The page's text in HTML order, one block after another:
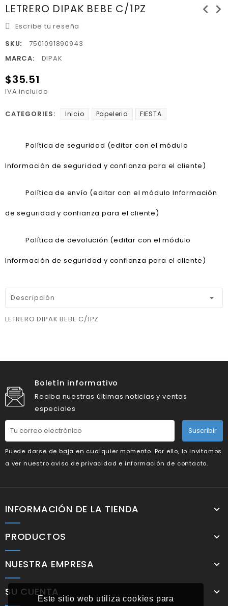
Este sitio web utiliza cookies para
LETRERO DIPAK BEBE C/1PZ chevron_left chevron_right
Escribe tu reseña
SKU:
7501091890943
MARCA:
DIPAK
$35.51
IVA incluido
CATEGORIES: Inicio Papeleria FIESTA
Política de seguridad (editar con el módulo
Información de seguridad y confianza para el cliente)
Política de envío (editar con el módulo Información
de seguridad y confianza para el cliente)
Política de devolución (editar con el módulo
Información de seguridad y confianza para el cliente)
Descripción
LETRERO DIPAK BEBE C/1PZ
Boletín informativo
Reciba nuestras últimas noticias y ventas
especiales
Suscribir
Puede darse de baja en cualquier momento. Por ello, lo invitamos
a ver nuestro aviso de privacidad e información de contacto.
INFORMACIÓN DE LA TIENDA
PRODUCTOS
NUESTRA EMPRESA
SU CUENTA